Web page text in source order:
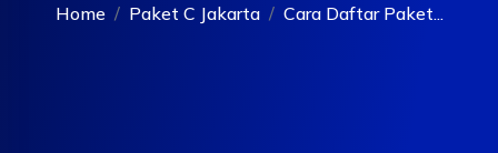
Home Paket C Jakarta Cara Daftar Paket...